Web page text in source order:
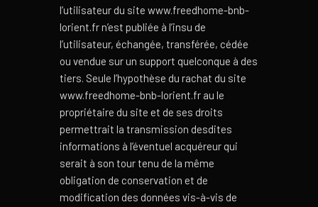
l’utilisateur du site www.freedhome-bnb-
lorient.fr n’est publiée à l’insu de
l’utilisateur, échangée, transférée, cédée
ou vendue sur un support quelconque à des
tiers. Seule l’hypothèse du rachat du site
www.freedhome-bnb-lorient.fr au le
propriétaire du site et de ses droits
permettrait la transmission desdites
informations à l’éventuel acquéreur qui
serait à son tour tenu de la même
obligation de conservation et de
modification des données vis-à-vis de